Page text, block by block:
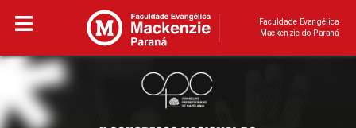
Faculdade Evangélica
Mackenzie do Paraná